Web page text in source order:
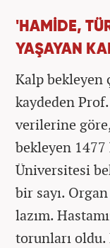
'HAMİDE,
YAŞAYAN
Kalp bekleyen
kaydeden Prof.
verilerine
bekleyen
Üniversitesi
bir sayı.
lazım.
torunları